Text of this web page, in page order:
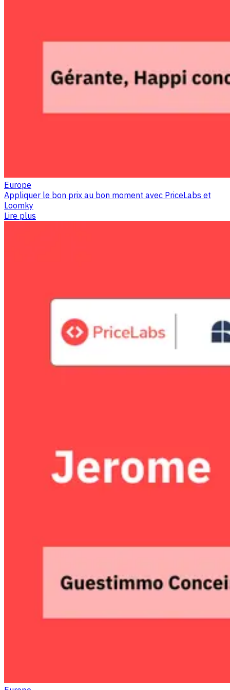
Europe
Appliquer le bon prix au bon moment avec PriceLabs et
Loomky
Lire plus